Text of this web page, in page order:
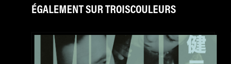
ÉGALEMENT SUR TROISCOULEURS